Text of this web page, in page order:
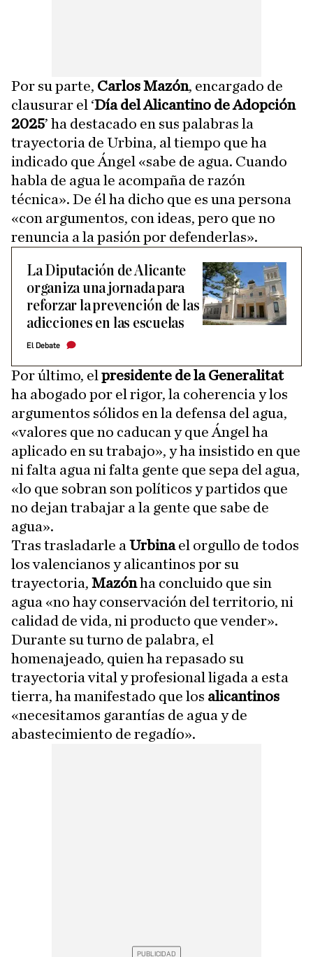
Por su parte, Carlos Mazón, encargado de
clausurar el ‘Día del Alicantino de Adopción
2025’ ha destacado en sus palabras la
trayectoria de Urbina, al tiempo que ha
indicado que Ángel «sabe de agua. Cuando
habla de agua le acompaña de razón
técnica». De él ha dicho que es una persona
«con argumentos, con ideas, pero que no
renuncia a la pasión por defenderlas».
La Diputación de Alicante
organiza una jornada para
reforzar la prevención de las
adicciones en las escuelas
El Debate
Por último, el presidente de la Generalitat
ha abogado por el rigor, la coherencia y los
argumentos sólidos en la defensa del agua,
«valores que no caducan y que Ángel ha
aplicado en su trabajo», y ha insistido en que
ni falta agua ni falta gente que sepa del agua,
«lo que sobran son políticos y partidos que
no dejan trabajar a la gente que sabe de
agua».
Tras trasladarle a Urbinael orgullo de todos
los valencianos y alicantinos por su
trayectoria, Mazónha concluido que sin
agua «no hay conservación del territorio, ni
calidad de vida, ni producto que vender».
Durante su turno de palabra, el
homenajeado, quien ha repasado su
trayectoria vital y profesional ligada a esta
tierra, ha manifestado que los alicantinos
«necesitamos garantías de agua y de
abastecimiento de regadío».